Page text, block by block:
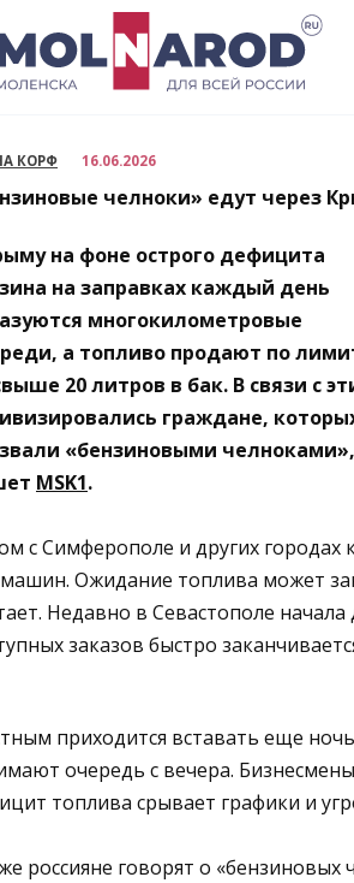
КОРФ 16.06.2026
челноки» едут через
на фоне острого дефицита
на заправках каждый день
многокилометровые
а топливо продают по
20 литров в бак. В связи с
граждане,
«бензиновыми челноками»,
MSK1.
с Симферополе и других городах
Ожидание топлива может
Недавно в Севастополе
заказов быстро
приходится вставать еще
очередь с вечера.
топлива срывает графики и
россияне говорят о